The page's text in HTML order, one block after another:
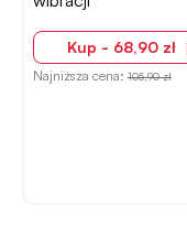
+18 POKAŻ
ZDJĘCIA
Real Rock dildo
realistyczne z
i jądrami – 20,5 cm,